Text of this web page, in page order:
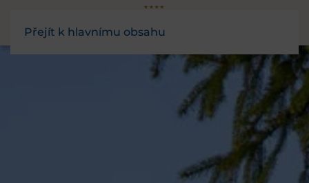
Přejít k hlavnímu obsahu